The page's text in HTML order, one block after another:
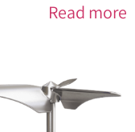
Read more